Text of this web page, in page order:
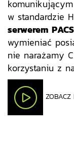
w standardzie
serwerem PACS
wymieniać
nie narażamy
korzystaniu z